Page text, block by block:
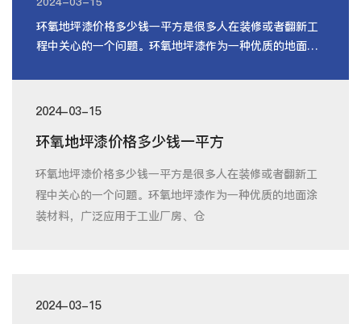
环氧地坪漆价格多少钱一平方是很多人在装修或者翻新工
程中关心的一个问题。环氧地坪漆作为一种优质的地面涂
2024-03-15
环氧地坪漆价格多少钱一平方
环氧地坪漆价格多少钱一平方是很多人在装修或者翻新工
程中关心的一个问题。环氧地坪漆作为一种优质的地面涂
装材料，广泛应用于工业厂房、仓
2024-03-15